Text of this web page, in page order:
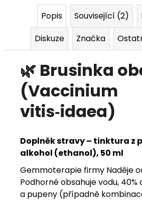
Popis Související (2)
Diskuze
Značka
🌿 Brusinka
(Vaccinium
vitis‑idaea)
Doplněk stravy – tinktura z
alkohol (ethanol), 50 ml
Gemmoterapie firmy Naděje
Podhorné obsahuje vodu,
a pupeny (případně